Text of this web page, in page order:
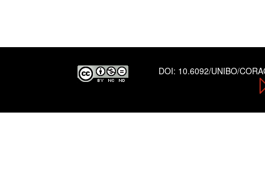
DOI: 10.6092/UNIBO/